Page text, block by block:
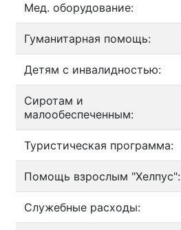
Мед. оборудование:
Гуманитарная помощь:
Детям с инвалидностью:
Сиротам и
малообеспеченным:
Туристическая программа:
Помощь взрослым "Хелпус":
Служебные расходы: